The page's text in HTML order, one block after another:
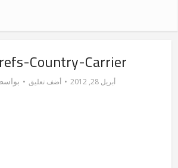
Country-Carrier
أبريل 28, 2012 أضف تعليق